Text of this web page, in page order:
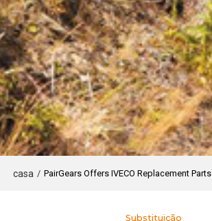
casa / PairGears Offers IVECO Replacement Parts
Substituição